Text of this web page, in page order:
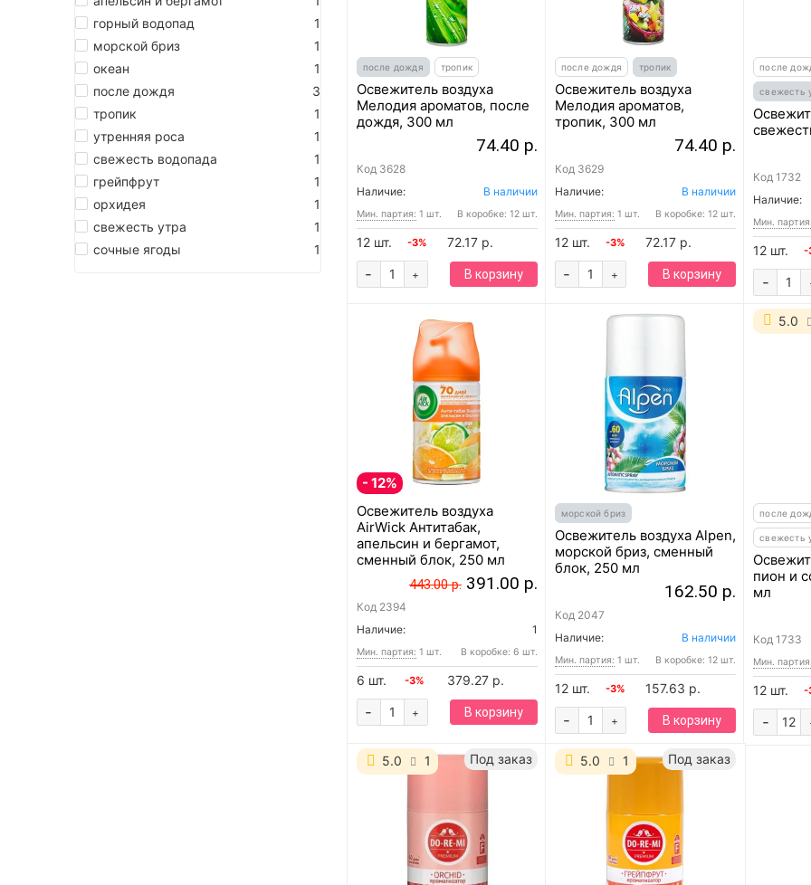
горный водопад
1
морской бриз
1
океан
1
после дождя
3
тропик
1
утренняя роса
1
cвежесть водопада
1
грейпфрут
1
орхидея
1
свежесть утра
1
сочные ягоды
1
после дождя тропик
Освежитель воздуха
Мелодия ароматов, после
дождя, 300 мл
74.40 р.
Код 3628
Наличие:
В наличии
Мин. партия: 1 шт. В коробке: 12 шт.
12 шт. -3% 72.17 р.
+
- В корзину
после дождя тропик
Освежитель воздуха
Мелодия ароматов,
тропик, 300 мл
74.40 р.
Код 3629
Наличие:
В наличии
Мин. партия: 1 шт. В коробке: 12 шт.
12 шт. -3% 72.17 р.
+
- В корзину
после
свежесть
Код1732
Наличие:
Мин. партия:
12 шт. -
-
- 12%
Освежитель воздуха
AirWick Антитабак,
апельсин и бергамот,
сменный блок, 250 мл
443.00 р. 391.00 р.
Код 2394
Наличие:
1
Мин. партия: 1 шт. В коробке: 6 шт.
6 шт. -3% 379.27 р.
+
- В корзину
морской бриз
Освежитель воздуха Alpen,
морской бриз, сменный
блок, 250 мл
162.50 р.
Код 2047
Наличие:
В наличии
Мин. партия: 1 шт. В коробке: 12 шт.
12 шт. -3% 157.63 р.
+
- В корзину
5.0
после
свежесть
пион и
мл
Код1733
Мин. партия:
12 шт. -
-
5.0 1 Под заказ 5.0 1 Под заказ